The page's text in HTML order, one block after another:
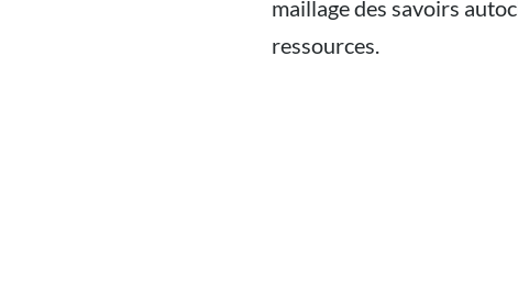
maillage des savoirs
ressources.